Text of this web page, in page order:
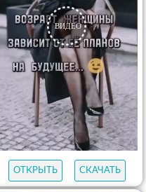
ОТКРЫТЬ СКАЧАТЬ